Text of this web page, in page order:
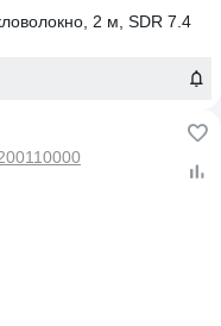
2 м, SDR 7.4